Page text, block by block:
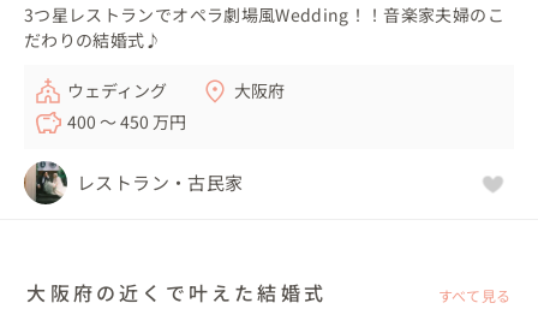
3つ星レストランでオペラ劇場風Wedding！！音楽家夫婦のこ
だわりの結婚式♪
ウェディング
大阪府
400 〜 450 万円
レストラン・古民家
大阪府の近くで叶えた結婚式 すべて見る